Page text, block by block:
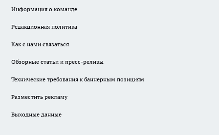
Информация о команде
Редакционная политика
Как с нами связаться
Обзорные статьи и пресс-релизы
Технические требования к баннерным позициям
Разместить рекламу
Выходные данные